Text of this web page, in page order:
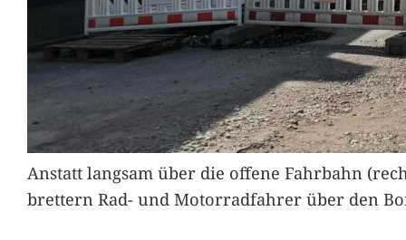
Anstatt langsam über die offene Fahrbahn
brettern Rad- und Motorradfahrer über den